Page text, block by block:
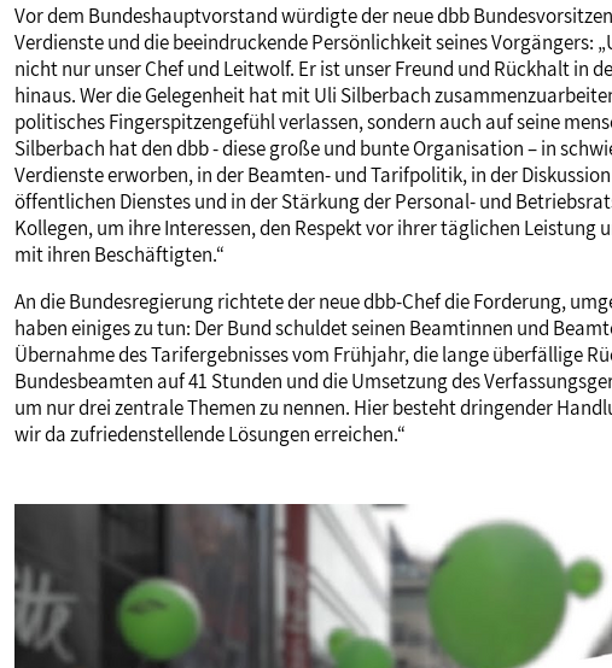
Vor dem Bundeshauptvorstand würdigte der neue dbb
Verdienste und die beeindruckende Persönlichkeit seines Vorgängers:
nicht nur unser Chef und Leitwolf. Er ist unser Freund und Rückhalt in
hinaus. Wer die Gelegenheit hat mit Uli Silberbach
politisches Fingerspitzengefühl verlassen, sondern auch auf seine
Silberbach hat den dbb - diese große und bunte Organisation – in
Verdienste erworben, in der Beamten- und Tarifpolitik, in der
öffentlichen Dienstes und in der Stärkung der Personal- und
Kollegen, um ihre Interessen, den Respekt vor ihrer täglichen
mit ihren Beschäftigten.“
An die Bundesregierung richtete der neue dbb-Chef die Forderung,
haben einiges zu tun: Der Bund schuldet seinen Beamtinnen und
Übernahme des Tarifergebnisses vom Frühjahr, die lange überfällige
Bundesbeamten auf 41 Stunden und die Umsetzung des
um nur drei zentrale Themen zu nennen. Hier besteht dringender
wir da zufriedenstellende Lösungen erreichen.“